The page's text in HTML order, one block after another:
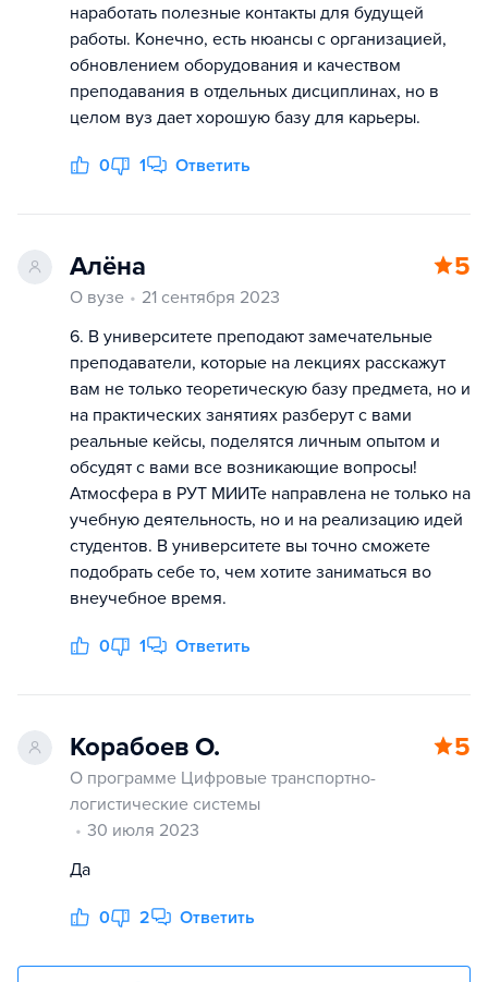
наработать полезные контакты для будущей
работы. Конечно, есть нюансы с организацией,
обновлением оборудования и качеством
преподавания в отдельных дисциплинах, но в
целом вуз дает хорошую базу для карьеры.
0 1 Ответить
Алёна 5
О вузе
21 сентября 2023
6. В университете преподают замечательные
преподаватели, которые на лекциях расскажут
вам не только теоретическую базу предмета, но и
на практических занятиях разберут с вами
реальные кейсы, поделятся личным опытом и
обсудят с вами все возникающие вопросы!
Атмосфера в РУТ МИИТе направлена не только на
учебную деятельность, но и на реализацию идей
студентов. В университете вы точно сможете
подобрать себе то, чем хотите заниматься во
внеучебное время.
0 1 Ответить
Корабоев О. 5
О программе Цифровые транспортно-
логистические системы
30 июля 2023
Да
0 2 Ответить